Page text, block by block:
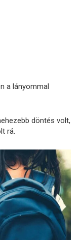
a lányommal
döntés volt,
rá.